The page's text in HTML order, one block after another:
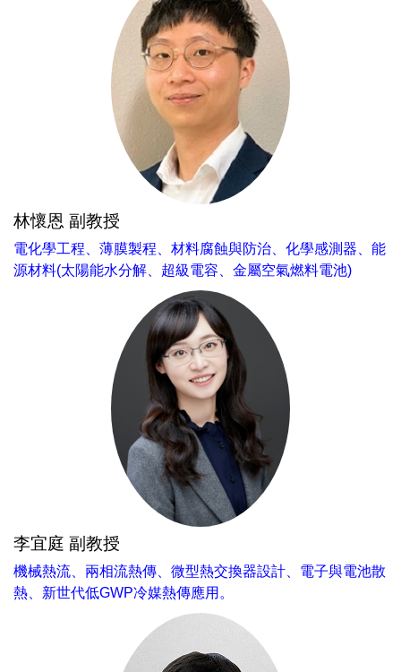
林懷恩 副教授
電化學工程、薄膜製程、材料腐蝕與防治、化學感測器、能
源材料(太陽能水分解、超級電容、金屬空氣燃料電池)
李宜庭 副教授
機械熱流、兩相流熱傳、微型熱交換器設計、電子與電池散
熱、新世代低GWP冷媒熱傳應用。